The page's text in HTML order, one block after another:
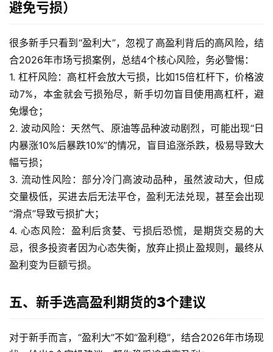
避免亏损）
很多新手只看到“盈利大”，忽视了高盈利背后的高风险，结
合2026年市场亏损案例，总结4个核心风险，务必警惕：
1. 杠杆风险：高杠杆会放大亏损，比如15倍杠杆下，价格波
动7%，本金就会亏损殆尽，新手切勿盲目使用高杠杆，避
免爆仓；
2. 波动风险：天然气、原油等品种波动剧烈，可能出现“日
内暴涨10%后暴跌10%”的情况，盲目追涨杀跌，极易导致大
幅亏损；
3. 流动性风险：部分冷门高波动品种，虽然波动大，但成
交量极低，买进去后无法平仓，盈利无法兑现，甚至会出现
“滑点”导致亏损扩大；
4. 心态风险：盈利后贪婪、亏损后恐慌，是期货交易的大
忌，很多投资者因为心态失衡，放弃止损止盈规则，最终从
盈利变为巨额亏损。
五、新手选高盈利期货的3个建议
对于新手而言，“盈利大”不如“盈利稳”，结合2026年市场现